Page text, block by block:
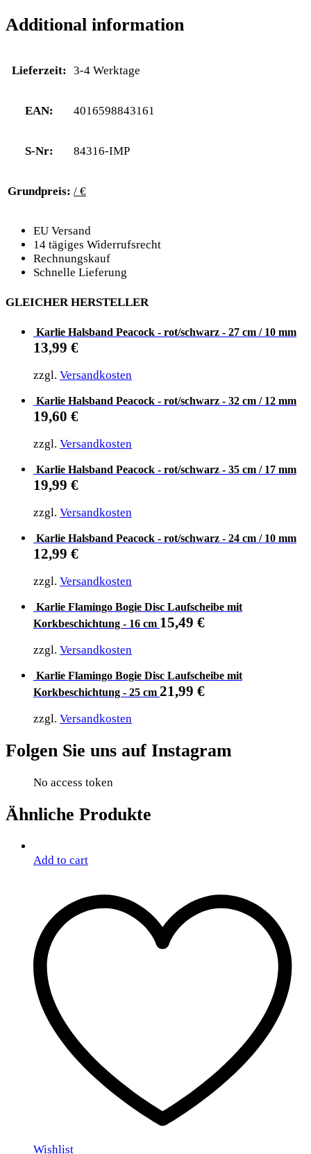
Additional information
Lieferzeit: 3-4 Werktage
EAN: 4016598843161
S-Nr: 84316-IMP
Grundpreis: / €
EU Versand
14 tägiges Widerrufsrecht
Rechnungskauf
Schnelle Lieferung
GLEICHER HERSTELLER
Karlie Halsband Peacock - rot/schwarz - 27 cm / 10 mm
13,99 €
zzgl. Versandkosten
Karlie Halsband Peacock - rot/schwarz - 32 cm / 12 mm
19,60 €
zzgl. Versandkosten
Karlie Halsband Peacock - rot/schwarz - 35 cm / 17 mm
19,99 €
zzgl. Versandkosten
Karlie Halsband Peacock - rot/schwarz - 24 cm / 10 mm
12,99 €
zzgl. Versandkosten
Karlie Flamingo Bogie Disc Laufscheibe mit
Korkbeschichtung - 16 cm 15,49 €
zzgl. Versandkosten
Karlie Flamingo Bogie Disc Laufscheibe mit
Korkbeschichtung - 25 cm 21,99 €
zzgl. Versandkosten
Folgen Sie uns auf Instagram
No access token
Ähnliche Produkte
Add to cart
Wishlist